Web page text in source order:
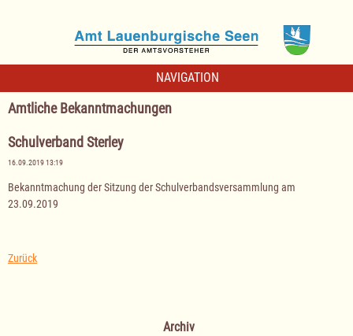
NAVIGATION
Amtliche Bekanntmachungen
Schulverband Sterley
16.09.2019 13:19
Bekanntmachung der Sitzung der Schulverbandsversammlung am
23.09.2019
Zurück
Archiv